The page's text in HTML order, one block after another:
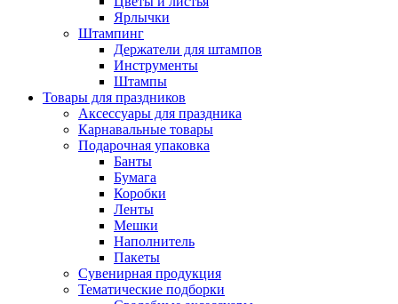
Ярлычки
Штампинг
Держатели для штампов
Инструменты
Штампы
Товары для праздников
Аксессуары для праздника
Карнавальные товары
Подарочная упаковка
Банты
Бумага
Коробки
Ленты
Мешки
Наполнитель
Пакеты
Сувенирная продукция
Тематические подборки